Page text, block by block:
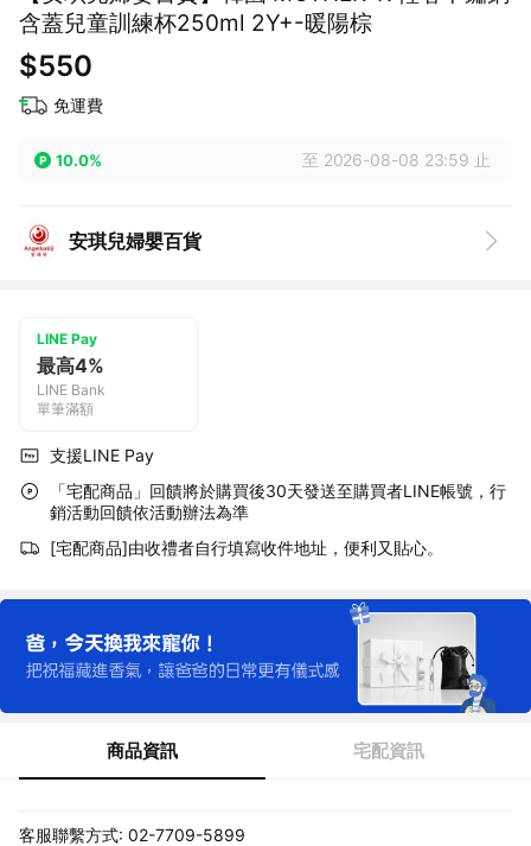
含蓋兒童訓練杯250ml 2Y+-暖陽棕
$550
免運費
10.0% 至 2026-08-08 23:59 止
安琪兒婦嬰百貨
LINE Pay
最高4%
LINE Bank
單筆滿額
支援LINE Pay
「宅配商品」回饋將於購買後30天發送至購買者LINE帳號，行
銷活動回饋依活動辦法為準
[宅配商品]由收禮者自行填寫收件地址，便利又貼心。
商品資訊 宅配資訊
客服聯繫方式: 02-7709-5899